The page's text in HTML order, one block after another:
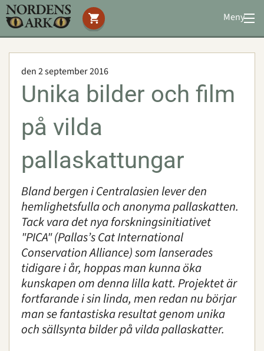
Meny
Stöd oss
Bevarande
Konferens
Om oss | Öppettider | Press
Sök
den 2 september 2016
Unika bilder och film
på vilda
pallaskattungar
Bland bergen i Centralasien lever den
hemlighetsfulla och anonyma pallaskatten.
Tack vara det nya forskningsinitiativet
"PICA" (Pallas’s Cat International
Conservation Alliance) som lanserades
tidigare i år, hoppas man kunna öka
kunskapen om denna lilla katt. Projektet är
fortfarande i sin linda, men redan nu börjar
man se fantastiska resultat genom unika
och sällsynta bilder på vilda pallaskatter.